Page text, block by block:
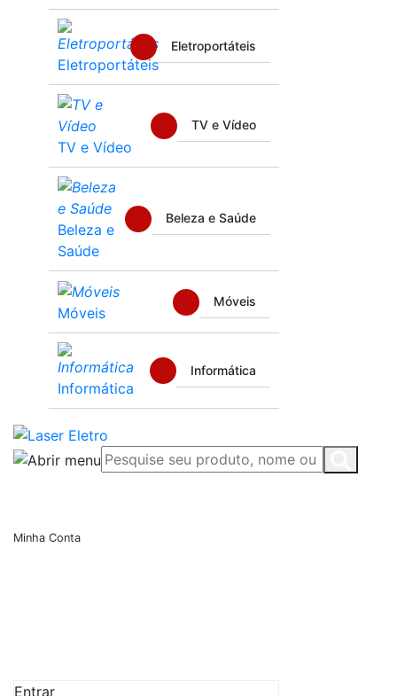
Eletroportáteis
Eletroportáteis
TV e Vídeo
TV e Vídeo
Beleza e
Saúde
Beleza e Saúde
Móveis
Móveis
Informática
Informática
Minha Conta
Entrar